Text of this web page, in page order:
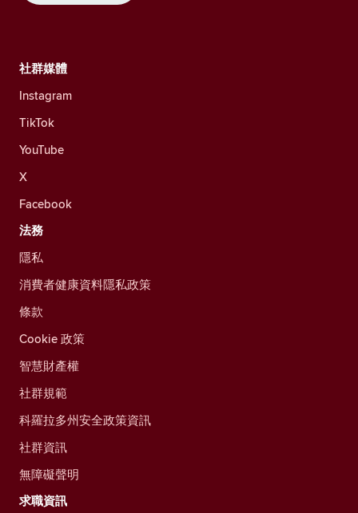
社群媒體
Instagram
TikTok
YouTube
X
Facebook
法務
隱私
消費者健康資料隱私政策
條款
Cookie 政策
智慧財產權
社群規範
科羅拉多州安全政策資訊
社群資訊
無障礙聲明
求職資訊